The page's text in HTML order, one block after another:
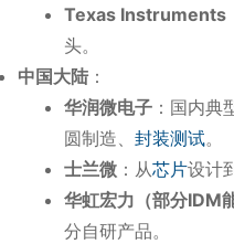
Texas Instruments
头。
中国大陆：
华润微电子：国内典
圆制造、 封装测试。
士兰微：从芯片设计
华虹宏力（部分IDM
分自研产品。